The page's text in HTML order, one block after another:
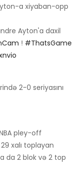
a xiyaban-opp
Ayton'a daxil
! #ThatsGame
2-0 seriyasını
pley-off
xalı toplayan
da 2 blok və 2 top